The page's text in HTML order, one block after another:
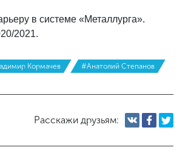
в системе «Металлурга».
2021.
Кормачев #Анатолий Степанов
Расскажи друзьям: